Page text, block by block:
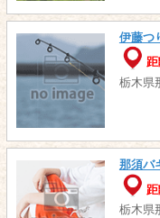
伊藤つ
栃木県
那須バ
栃木県